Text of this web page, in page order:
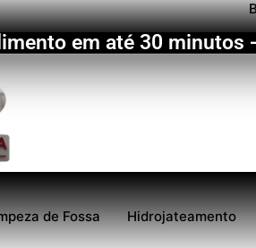
em até 30 minutos
de Fossa Hidrojateamento